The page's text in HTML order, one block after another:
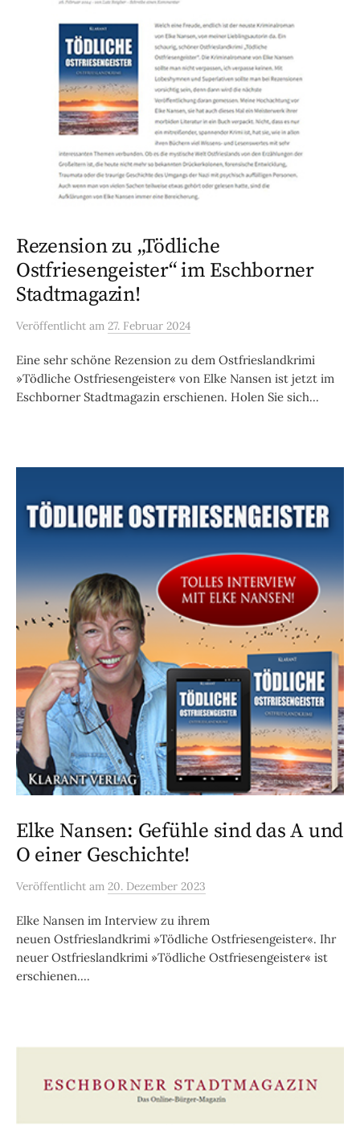
Rezension zu „Tödliche
Ostfriesengeister“ im Eschborner
Stadtmagazin!
Veröffentlicht am 27. Februar 2024
Eine sehr schöne Rezension zu dem Ostfrieslandkrimi
»Tödliche Ostfriesengeister« von Elke Nansen ist jetzt im
Eschborner Stadtmagazin erschienen. Holen Sie sich...
Elke Nansen: Gefühle sind das A und
O einer Geschichte!
Veröffentlicht am 20. Dezember 2023
Elke Nansen im Interview zu ihrem
neuen Ostfrieslandkrimi »Tödliche Ostfriesengeister«. Ihr
neuer Ostfrieslandkrimi »Tödliche Ostfriesengeister« ist
erschienen....